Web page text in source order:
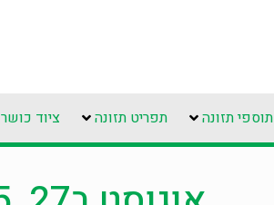
תוספי תזונה תפריט תזונה ציוד כושר